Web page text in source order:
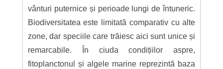
vânturi puternice și perioade lungi de întuneric.
Biodiversitatea este limitată comparativ cu alte
zone, dar speciile care trăiesc aici sunt unice și
remarcabile. În ciuda condițiilor aspre,
fitoplanctonul și algele marine reprezintă baza